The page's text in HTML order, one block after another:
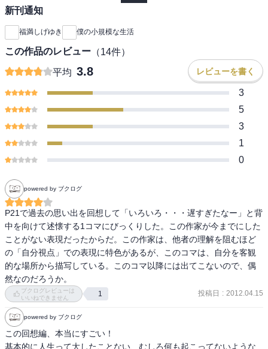
新刊通知
福満しげゆき 僕の小規模な生活
この作品のレビュー （14件）
平均 3.8 レビューを書く
3
5
3
1
0
powered by ブクログ
P21で過去の思い出を回想して「いろいろ・・・遅すぎたなー」と背
中を向けて述懐する1コマにびっくりした。この作家が今までにした
ことがない表現だったからだ。この作家は、他者の理解を阻むほど
の「自分視点」での表現に特色があるが、このコマは、自分を客観
的な場所から描写している。このコマ以降には出てこないので、偶
然なのだろうか。
ブクログレビューは
いいねできません
1 投稿日 : 2012.04.15
powered by ブクログ
この回想編、本当にすごい！
基本的に人生って大したことない、むしろ何も起こってないような